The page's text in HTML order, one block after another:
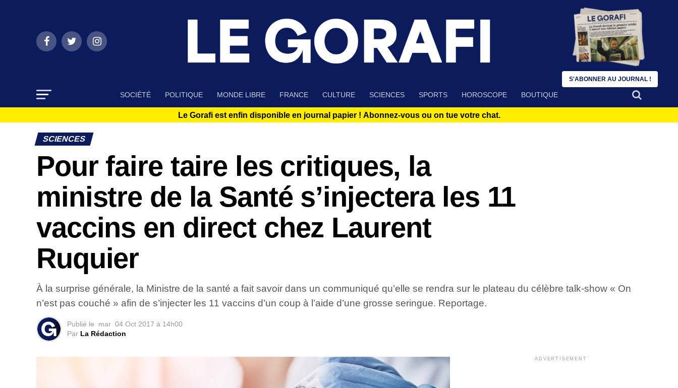
SOCIÉTÉ POLITIQUE MONDE LIBRE FRANCE CULTURE SCIENCES SPORTS HOROSCOPE BOUTIQUE
Le Gorafi est enfin disponible en journal papier ! Abonnez-vous ou on tue votre chat.
SCIENCES
Pour faire taire les critiques, la
ministre de la Santé s’injectera les 11
vaccins en direct chez Laurent
Ruquier
À la surprise générale, la Ministre de la santé a fait savoir dans un communiqué qu’elle se rendra sur le plateau du célèbre talk-show « On
n’est pas couché » afin de s’injecter les 11 vaccins d’un coup à l’aide d’une grosse seringue. Reportage.
Publié le mar 04 Oct 2017 à 14h00
Par La Rédaction
ADVERTISEMENT
S'ABONNER AU JOURNAL !